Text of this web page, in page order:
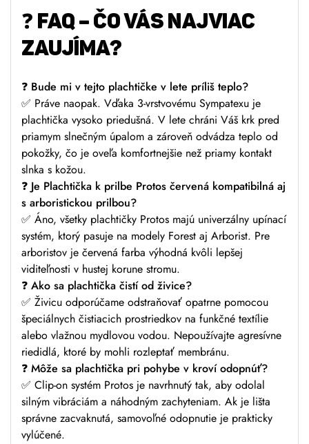
❓ FAQ – ČO VÁS NAJVIAC
ZAUJÍMA?
❓ Bude mi v tejto plachtičke v lete príliš teplo?
✅ Práve naopak. Vďaka 3-vrstvovému Sympatexu je
plachtička vysoko priedušná. V lete chráni Váš krk pred
priamym slnečným úpalom a zároveň odvádza teplo od
pokožky, čo je oveľa komfortnejšie než priamy kontakt
slnka s kožou.
❓ Je Plachtička k prilbe Protos červená kompatibilná aj
s arboristickou prilbou?
✅ Áno, všetky plachtičky Protos majú univerzálny upínací
systém, ktorý pasuje na modely Forest aj Arborist. Pre
arboristov je červená farba výhodná kvôli lepšej
viditeľnosti v hustej korune stromu.
❓ Ako sa plachtička čistí od živice?
✅ Živicu odporúčame odstraňovať opatrne pomocou
špeciálnych čistiacich prostriedkov na funkčné textílie
alebo vlažnou mydlovou vodou. Nepoužívajte agresívne
riedidlá, ktoré by mohli rozleptať membránu.
❓ Môže sa plachtička pri pohybe v kroví odopnúť?
✅ Clip-on systém Protos je navrhnutý tak, aby odolal
silným vibráciám a náhodným zachyteniam. Ak je lišta
správne zacvaknutá, samovoľné odopnutie je prakticky
vylúčené.